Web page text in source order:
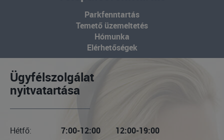
Parkfenntartás
Temető üzemeltetés
Hómunka
Elérhetőségek
Ügyfélszolgálat
nyitvatartása
Hétfő: 7:00-12:00
12:00-19:00